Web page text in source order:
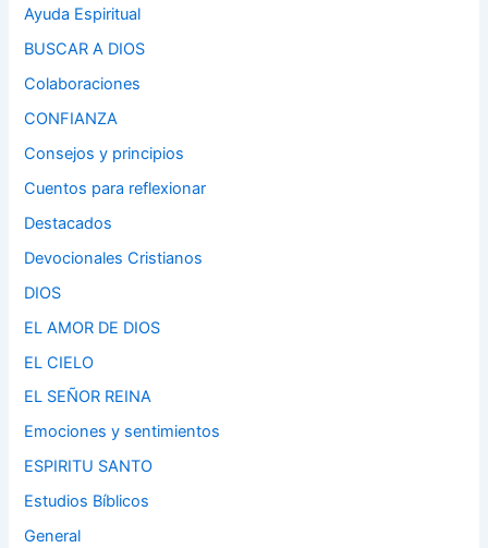
Ayuda Espiritual
BUSCAR A DIOS
Colaboraciones
CONFIANZA
Consejos y principios
Cuentos para reflexionar
Destacados
Devocionales Cristianos
DIOS
EL AMOR DE DIOS
EL CIELO
EL SEÑOR REINA
Emociones y sentimientos
ESPIRITU SANTO
Estudios Bíblicos
General